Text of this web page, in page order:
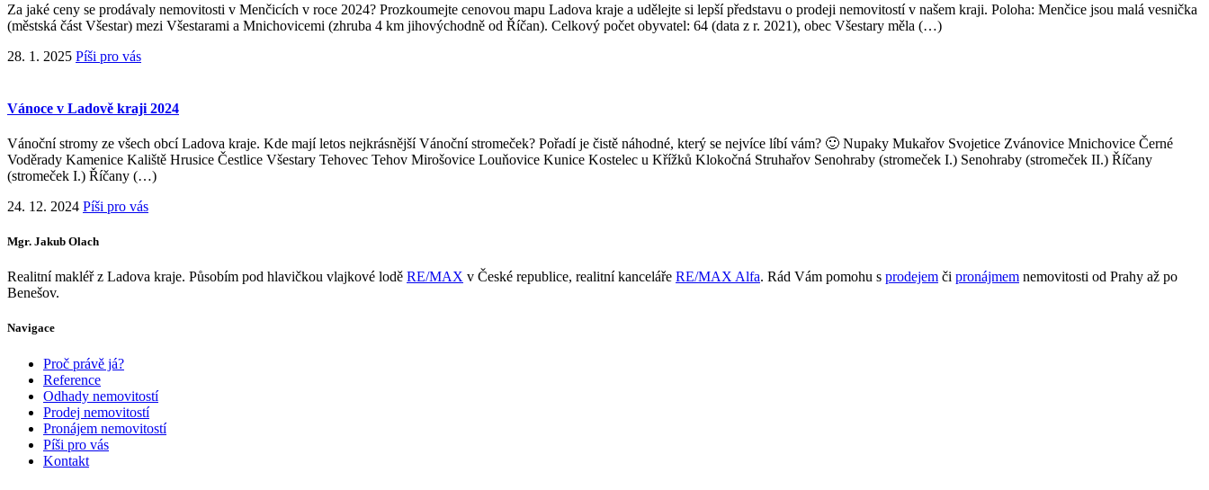
Za jaké ceny se prodávaly nemovitosti v Menčicích v roce 2024? Prozkoumejte cenovou mapu Ladova kraje a udělejte si lepší představu o prodeji nemovitostí v našem kraji. Poloha: Menčice jsou malá vesnička
(městská část Všestar) mezi Všestarami a Mnichovicemi (zhruba 4 km jihovýchodně od Říčan). Celkový počet obyvatel: 64 (data z r. 2021), obec Všestary měla (…)
28. 1. 2025 Píši pro vás
Vánoce v Ladově kraji 2024
Vánoční stromy ze všech obcí Ladova kraje. Kde mají letos nejkrásnější Vánoční stromeček? Pořadí je čistě náhodné, který se nejvíce líbí vám? 🙂 Nupaky Mukařov Svojetice Zvánovice Mnichovice Černé
Voděrady Kamenice Kaliště Hrusice Čestlice Všestary Tehovec Tehov Mirošovice Louňovice Kunice Kostelec u Křížků Klokočná Struhařov Senohraby (stromeček I.) Senohraby (stromeček II.) Říčany
(stromeček I.) Říčany (…)
24. 12. 2024 Píši pro vás
Mgr. Jakub Olach
Realitní makléř z Ladova kraje. Působím pod hlavičkou vlajkové lodě RE/MAX v České republice, realitní kanceláře RE/MAX Alfa. Rád Vám pomohu s prodejem či pronájmem nemovitosti od Prahy až po
Benešov.
Navigace
Proč právě já?
Reference
Odhady nemovitostí
Prodej nemovitostí
Pronájem nemovitostí
Píši pro vás
Kontakt